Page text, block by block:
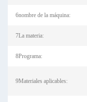
6nombre de la máquina:
7La materia:
8Programa:
9Materiales aplicables: